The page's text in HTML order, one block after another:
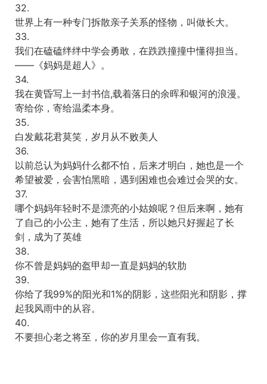
32.
世界上有一种专门拆散亲子关系的怪物，叫做长大。
33.
我们在磕磕绊绊中学会勇敢，在跌跌撞撞中懂得担当。
——《妈妈是超人》。
34.
我在黄昏写上一封书信,载着落日的余晖和银河的浪漫。
寄给你，寄给温柔本身。
35.
白发戴花君莫笑，岁月从不败美人
36.
以前总认为妈妈什么都不怕，后来才明白，她也是一个
希望被爱，会害怕黑暗，遇到困难也会难过会哭的女。
37.
哪个妈妈年轻时不是漂亮的小姑娘呢？但后来啊，她有
了自己的小公主，她有了生活，所以她只好握起了长
剑，成为了英雄
38.
你不曾是妈妈的盔甲却一直是妈妈的软肋
39.
你给了我99%的阳光和1%的阴影，这些阳光和阴影，撑
起我风雨中的从容。
40.
不要担心老之将至，你的岁月里会一直有我。